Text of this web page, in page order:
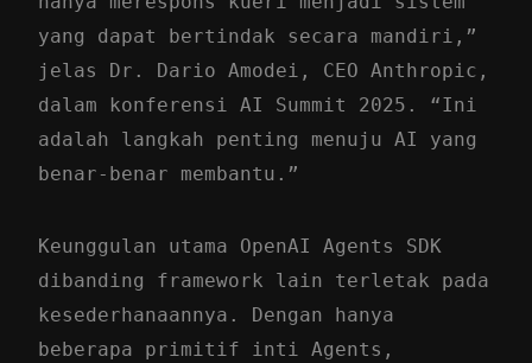
yang dapat bertindak secara mandiri,”
jelas Dr. Dario Amodei, CEO Anthropic,
dalam konferensi AI Summit 2025. “Ini
adalah langkah penting menuju AI yang
benar-benar membantu.”
Keunggulan utama OpenAI Agents SDK
dibanding framework lain terletak pada
kesederhanaannya. Dengan hanya
beberapa primitif inti Agents,